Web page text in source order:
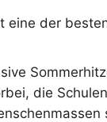
eine der
die